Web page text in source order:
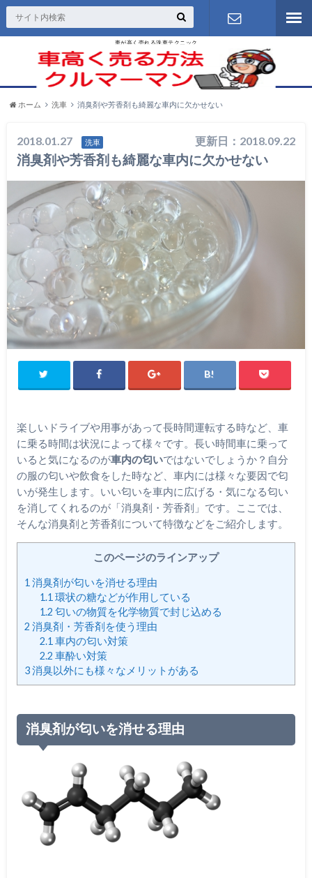
車が高く売れる洗車テクニック
お問い合わ
せ
ホーム 洗車 消臭剤や芳香剤も綺麗な車内に欠かせない
2018.01.27 洗車 更新日：2018.09.22
消臭剤や芳香剤も綺麗な車内に欠かせない
楽しいドライブや用事があって長時間運転する時など、車
に乗る時間は状況によって様々です。長い時間車に乗って
いると気になるのが車内の匂いではないでしょうか？自分
の服の匂いや飲食をした時など、車内には様々な要因で匂
いが発生します。いい匂いを車内に広げる・気になる匂い
を消してくれるのが「消臭剤・芳香剤」です。ここでは、
そんな消臭剤と芳香剤について特徴などをご紹介します。
このページのラインアップ
1 消臭剤が匂いを消せる理由
1.1 環状の糖などが作用している
1.2 匂いの物質を化学物質で封じ込める
2 消臭剤・芳香剤を使う理由
2.1 車内の匂い対策
2.2 車酔い対策
3消臭以外にも様々なメリットがある
消臭剤が匂いを消せる理由